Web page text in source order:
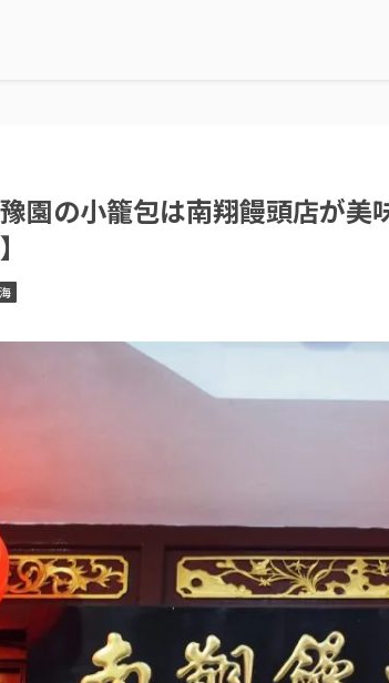
園の小籠包は南翔饅頭店が美